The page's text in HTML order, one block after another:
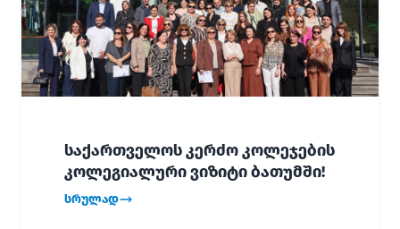
საქართველოს კერძო კოლეჯების
კოლეგიალური ვიზიტი ბათუმში!
სრულად